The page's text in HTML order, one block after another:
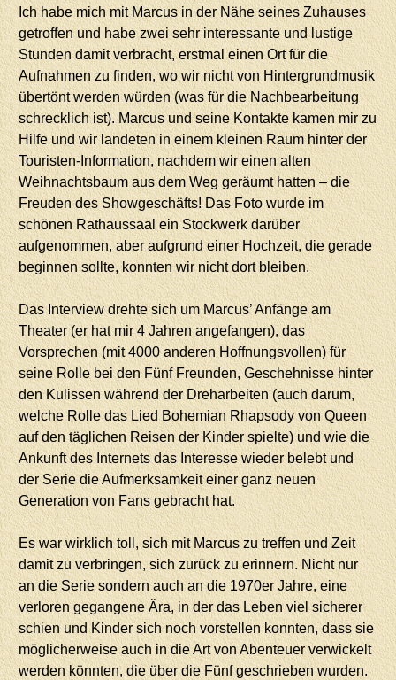
Ich habe mich mit Marcus in der Nähe seines Zuhauses
getroffen und habe zwei sehr interessante und lustige
Stunden damit verbracht, erstmal einen Ort für die
Aufnahmen zu finden, wo wir nicht von Hintergrundmusik
übertönt werden würden (was für die Nachbearbeitung
schrecklich ist). Marcus und seine Kontakte kamen mir zu
Hilfe und wir landeten in einem kleinen Raum hinter der
Touristen-Information, nachdem wir einen alten
Weihnachtsbaum aus dem Weg geräumt hatten – die
Freuden des Showgeschäfts! Das Foto wurde im
schönen Rathaussaal ein Stockwerk darüber
aufgenommen, aber aufgrund einer Hochzeit, die gerade
beginnen sollte, konnten wir nicht dort bleiben.
Das Interview drehte sich um Marcus’ Anfänge am
Theater (er hat mir 4 Jahren angefangen), das
Vorsprechen (mit 4000 anderen Hoffnungsvollen) für
seine Rolle bei den Fünf Freunden, Geschehnisse hinter
den Kulissen während der Dreharbeiten (auch darum,
welche Rolle das Lied Bohemian Rhapsody von Queen
auf den täglichen Reisen der Kinder spielte) und wie die
Ankunft des Internets das Interesse wieder belebt und
der Serie die Aufmerksamkeit einer ganz neuen
Generation von Fans gebracht hat.
Es war wirklich toll, sich mit Marcus zu treffen und Zeit
damit zu verbringen, sich zurück zu erinnern. Nicht nur
an die Serie sondern auch an die 1970er Jahre, eine
verloren gegangene Ära, in der das Leben viel sicherer
schien und Kinder sich noch vorstellen konnten, dass sie
möglicherweise auch in die Art von Abenteuer verwickelt
werden könnten, die über die Fünf geschrieben wurden.